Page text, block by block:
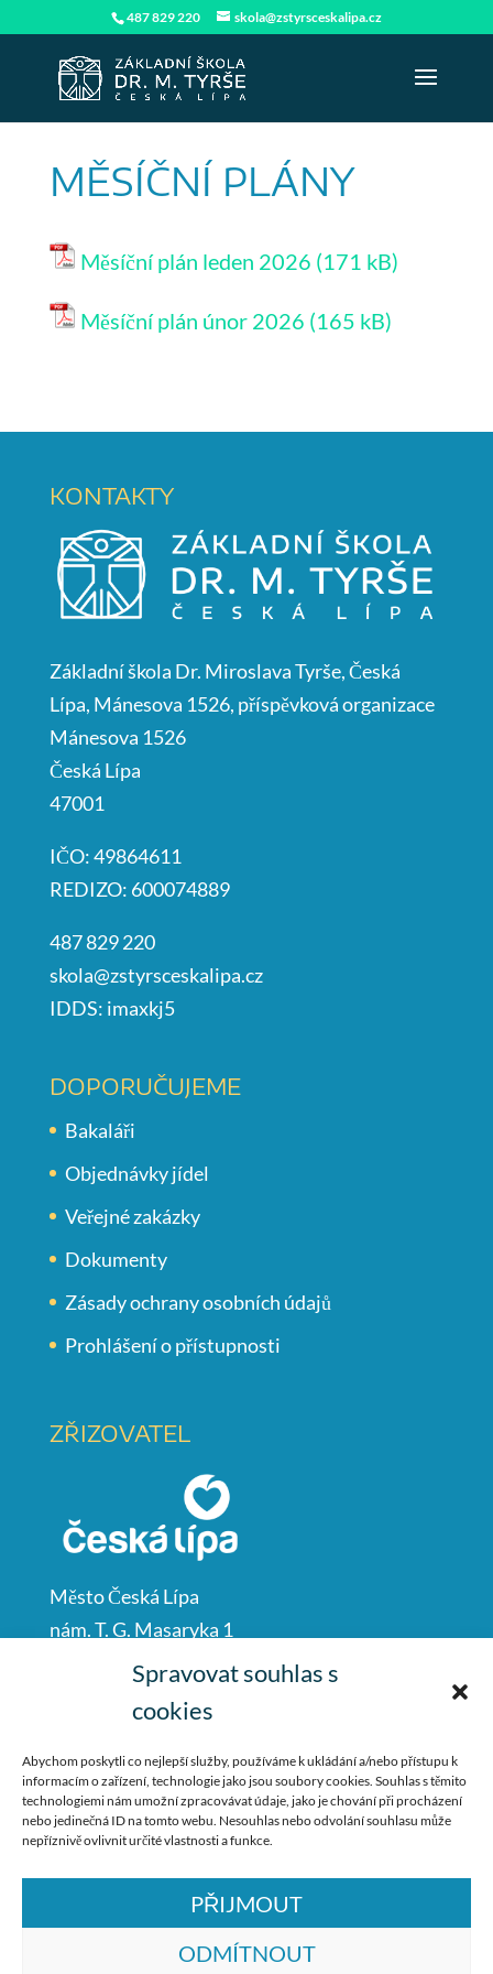
Spravovat souhlas s
cookies
Abychom poskytli co nejlepší služby, používáme k ukládání a/nebo přístupu k
informacím o zařízení, technologie jako jsou soubory cookies. Souhlas s těmito
technologiemi nám umožní zpracovávat údaje, jako je chování při procházení
nebo jedinečná ID na tomto webu. Nesouhlas nebo odvolání souhlasu může
nepříznivě ovlivnit určité vlastnosti a funkce.
PŘIJMOUT
ODMÍTNOUT
487 829 220 skola@zstyrsceskalipa.cz
MĚSÍČNÍ PLÁNY
Měsíční plán leden 2026
Měsíční plán únor 2026
KONTAKTY
Základní škola Dr. Miroslava Tyrše, Česká
Lípa, Mánesova 1526, příspěvková organizace
Mánesova 1526
Česká Lípa
47001
IČO: 49864611
REDIZO: 600074889
487 829 220
skola@zstyrsceskalipa.cz
IDDS: imaxkj5
DOPORUČUJEME
Bakaláři
Objednávky jídel
Veřejné zakázky
Dokumenty
Zásady ochrany osobních údajů
Prohlášení o přístupnosti
ZŘIZOVATEL
Město Česká Lípa
nám. T. G. Masaryka 1
Česká Lípa
487 881 111
podatelna@mucl.cz